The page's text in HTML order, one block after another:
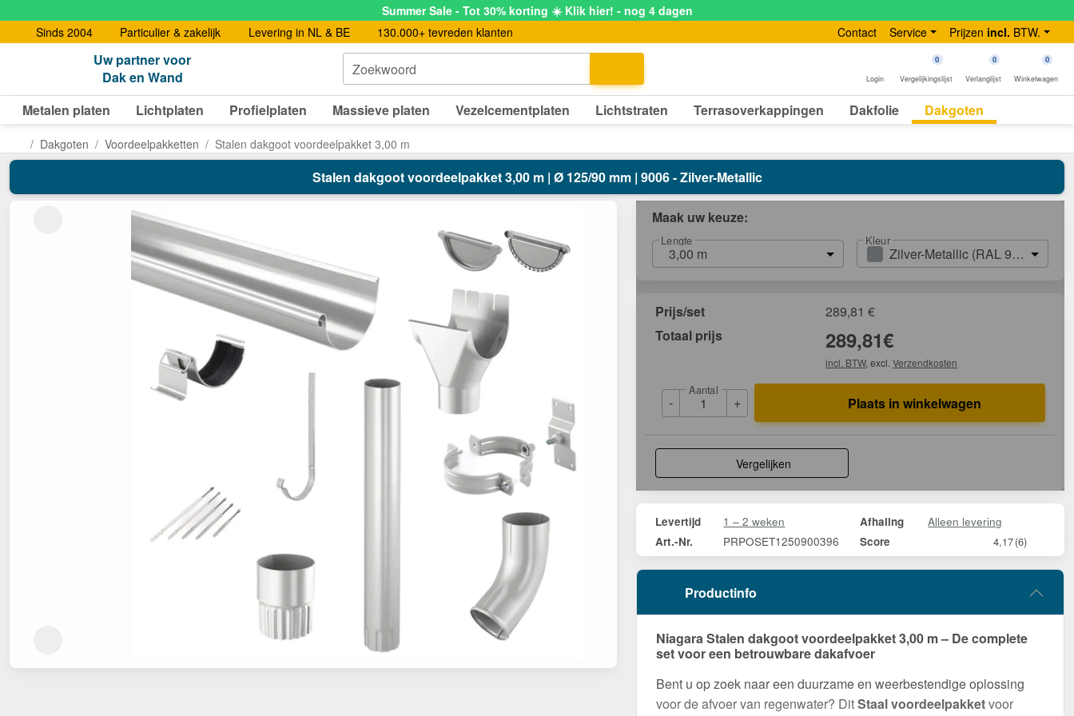
Summer Sale - Tot 30% korting ☀️ Klik hier! - nog 4 dagen
Sinds 2004
Particulier & zakelijk Levering in NL & BE 130.000+ tevreden klanten Contact Service Prijzen incl. BTW.
Uw partner voor
Dak en Wand
Zoekwoord
Login
0
Vergelijkingslijst
0
Verlanglijst
0
Winkelwagen
Metalen platen Lichtplaten Profielplaten Massieve platen Vezelcementplaten Lichtstraten Terrasoverkappingen Dakfolie Dakgoten
Dakgoten Voordeelpakketten Stalen dakgoot voordeelpakket 3,00 m
Stalen dakgoot voordeelpakket 3,00 m | Ø 125/90 mm | 9006 - Zilver-Metallic
Maak uw keuze:
Lengte
3,00 m
Kleur
Zilver-Metallic (RAL 9006)
Prijs/set 289,81 €
Totaal prijs
289,81€
incl. BTW, excl.Verzendkosten
-
Aantal
+ Plaats in winkelwagen
Vergelijken
Levertijd 1 – 2 weken Afhaling Alleen levering
Art.-Nr. PRPOSET1250900396 Score 4,17(6)
Productinfo
Niagara Stalen dakgoot voordeelpakket 3,00 m – De complete
set voor een betrouwbare dakafvoer
Bent u op zoek naar een duurzame en weerbestendige oplossing
voor de afvoer van regenwater? DitStaal voordeelpakketvoor